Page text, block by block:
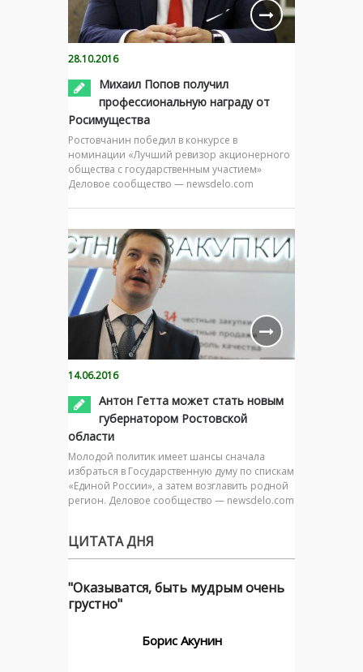
28.10.2016
Михаил Попов получил
профессиональную награду от
Росимущества
Ростовчанин победил в конкурсе в
номинации «Лучший ревизор акционерного
общества с государственным участием»
Деловое сообщество — newsdelo.com
14.06.2016
Антон Гетта может стать новым
губернатором Ростовской
области
Молодой политик имеет шансы сначала
избраться в Государственную думу по спискам
«Единой России», а затем возглавить родной
регион. Деловое сообщество — newsdelo.com
ЦИТАТА ДНЯ
"Оказыватся, быть мудрым очень
грустно"
Борис Акунин